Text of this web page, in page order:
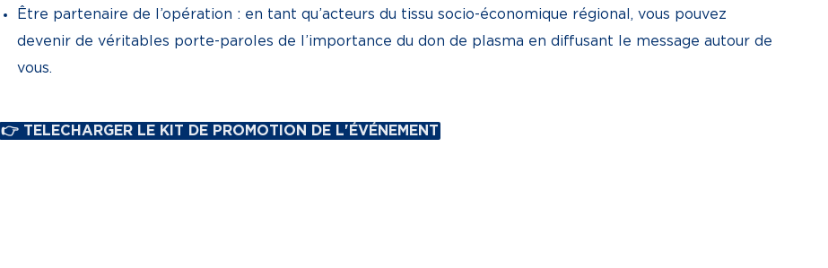
Être partenaire de l’opération : en tant qu’acteurs du tissu socio-économique régional, vous pouvez
devenir de véritables porte-paroles de l’importance du don de plasma en diffusant le message autour de
vous.
👉 TELECHARGER LE KIT DE PROMOTION DE L'ÉVÉNEMENT